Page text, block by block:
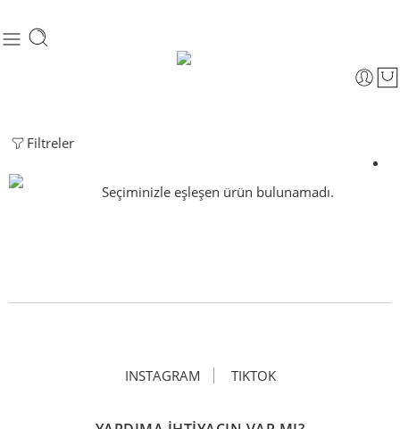
Filtreler
Seçiminizle eşleşen ürün bulunamadı.
INSTAGRAM TIKTOK